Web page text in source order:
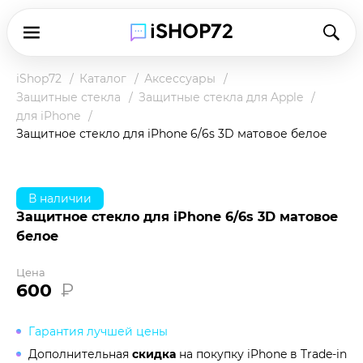
iShop72 Каталог
Аксессуары
Защитные стекла
Защитные стекла для Apple
для iPhone
Защитное стекло для iPhone 6/6s 3D матовое белое
В наличии
Защитное стекло для iPhone 6/6s 3D матовое
белое
Цена
600 ₽
Гарантия лучшей цены
Дополнительная скидка на покупку iPhone в Trade-in